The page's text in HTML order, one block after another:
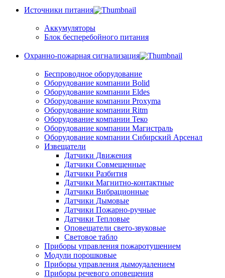
Источники питания
Аккумуляторы
Блок бесперебойного питания
Охранно-пожарная сигнализация
Беспроводное оборудование
Оборудование компании Bolid
Оборудование компании Eldes
Оборудование компании Proxyma
Оборудование компании Ritm
Оборудование компании Теко
Оборудование компании Магистраль
Оборудование компании Сибирский Арсенал
Извещатели
Датчики Движения
Датчики Совмещенные
Датчики Разбития
Датчики Магнитно-контактные
Датчики Вибрационные
Датчики Дымовые
Датчики Пожарно-ручные
Датчики Тепловые
Оповещатели свето-звуковые
Световое табло
Приборы управления пожаротушением
Модули порошковые
Приборы управления дымоудалением
Приборы речевого оповещения